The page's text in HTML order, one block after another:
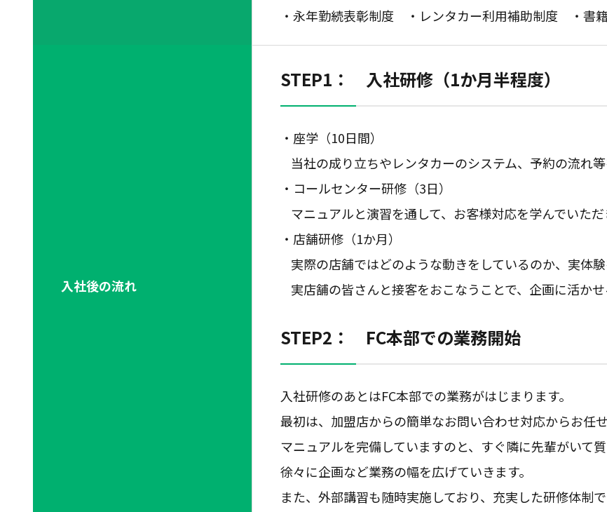
・永年勤続表彰制度
・レンタカー利用補助制度 ・書
入社後の流れ
STEP1： 入社研修（1か月半程度）
・座学（10日間）
当社の成り立ちやレンタカーのシステム、予約の流れ
・コールセンター研修（3日）
マニュアルと演習を通して、お客様対応を学んでいただ
・店舗研修（1か月）
実際の店舗ではどのような動きをしているのか、実体
実店舗の皆さんと接客をおこなうことで、企画に活か
STEP2： FC本部での業務開始
入社研修のあとはFC本部での業務がはじまります。
最初は、加盟店からの簡単なお問い合わせ対応からお任せ
マニュアルを完備していますのと、すぐ隣に先輩がいて
徐々に企画など業務の幅を広げていきます。
また、外部講習も随時実施しており、充実した研修体制